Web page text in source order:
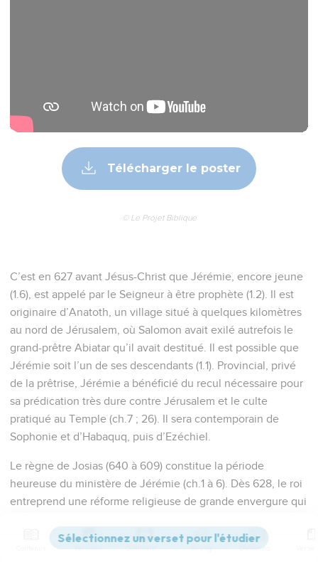
Télécharger le poster
© Le Projet Biblique
C’est en 627 avant Jésus-Christ que Jérémie, encore jeune
(1.6), est appelé par le Seigneur à être prophète (1.2). Il est
originaire d’Anatoth, un village situé à quelques kilomètres
au nord de Jérusalem, où Salomon avait exilé autrefois le
grand-prêtre Abiatar qu’il avait destitué. Il est possible que
Jérémie soit l’un de ses descendants (1.1). Provincial, privé
de la prêtrise, Jérémie a bénéficié du recul nécessaire pour
sa prédication très dure contre Jérusalem et le culte
pratiqué au Temple (ch.7 ; 26). Il sera contemporain de
Sophonie et d’Habaquq, puis d’Ezéchiel.
Le règne de Josias (640 à 609) constitue la période
heureuse du ministère de Jérémie (ch.1 à 6). Dès 628, le roi
entreprend une réforme religieuse de grande envergure qui
l’Egypte et de l’Assyrie (2 Ch 34.6ss.). Jérémie soutient la
Versions Commentaires Strong